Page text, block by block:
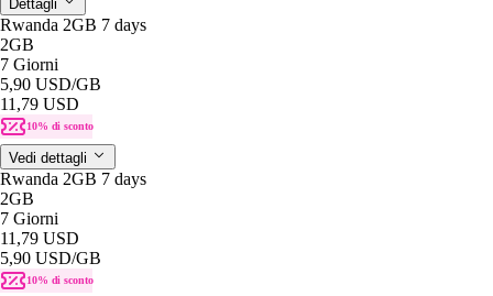
Dettagli
Rwanda 2GB 7 days
2GB
7 Giorni
5,90 USD/GB
11,79 USD
10% di sconto
Vedi dettagli
Rwanda 2GB 7 days
2GB
7 Giorni
11,79 USD
5,90 USD/GB
10% di sconto